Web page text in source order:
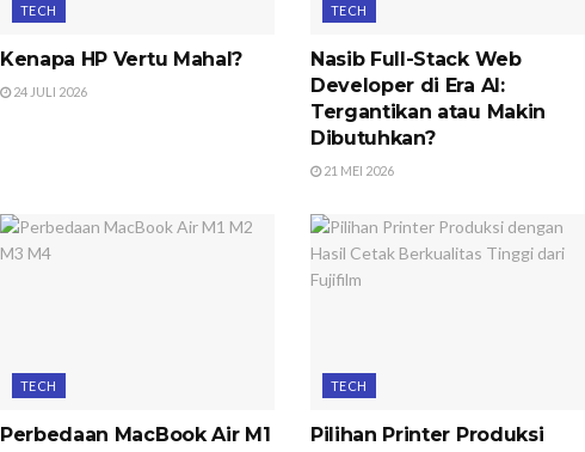
TECH
Kenapa HP Vertu Mahal?
24 JULI 2026
TECH
Nasib Full-Stack Web
Developer di Era AI:
Tergantikan atau Makin
Dibutuhkan?
21 MEI 2026
TECH
Perbedaan MacBook Air M1
TECH
Pilihan Printer Produksi